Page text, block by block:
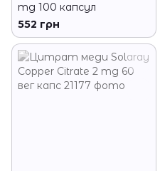
mg 100 капсул
552 грн